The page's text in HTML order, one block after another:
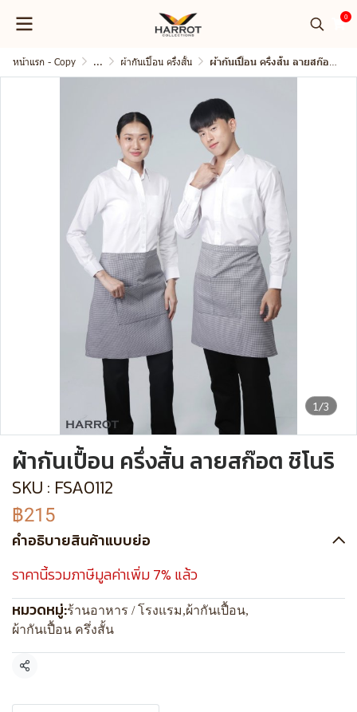
0
หน้าแรก - Copy ... ผ้ากันเปื้อน ครึ่งสั้น ผ้ากันเปื้อน ครึ่งสั้น ลายสก๊อต ชิโนริ
1/3
ผ้ากันเปื้อน ครึ่งสั้น ลายสก๊อต ชิโนริ
SKU : FSA0112
฿215
คำอธิบายสินค้าแบบย่อ
ราคานี้รวมภาษีมูลค่าเพิ่ม 7% แล้ว
หมวดหมู่:ร้านอาหาร / โรงแรม,ผ้ากันเปื้อน,
ผ้ากันเปื้อน ครึ่งสั้น
แชร์